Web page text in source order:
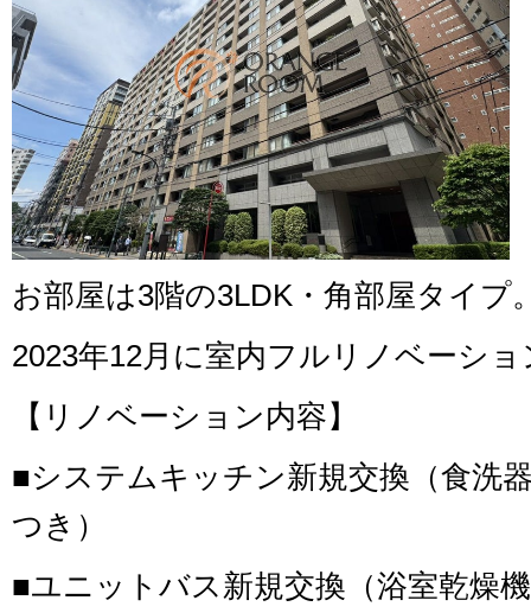
お部屋は3階の3LDK・角部屋タイプ
2023年12月に室内フルリノベーシ
【リノベーション内容】
■システムキッチン新規交換（食洗
つき）
■ユニットバス新規交換（浴室乾燥